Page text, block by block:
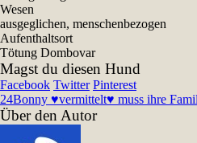
Wesen
ausgeglichen, menschenbezogen
Aufenthaltsort
Tötung Dombovar
Magst du diesen Hund
Facebook Twitter Pinterest
24Bonny ♥vermittelt♥ muss ihre
Über den Autor